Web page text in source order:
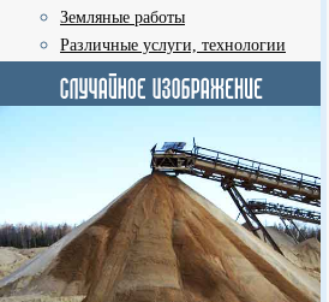
Земляные работы
Различные услуги, технологии